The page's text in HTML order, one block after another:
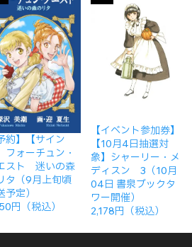
約】【サイン
フォーチュン・
スト 迷いの森
タ（9月上旬頃
予定）
円（税込）
【イベント参加券】
【10月4日抽選対
象】シャーリー・メ
ディスン 3（10月
04日 書泉ブックタ
ワー開催）
2,178円（税込）